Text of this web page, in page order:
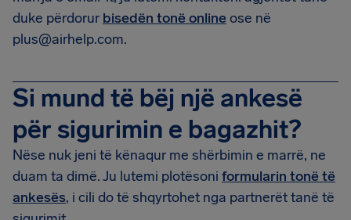
duke përdorur bisedën tonë onlineose në
plus@airhelp.com.
Si mund të bëj një ankesë
për sigurimin e bagazhit?
Nëse nuk jeni të kënaqur me shërbimin e marrë, ne
duam ta dimë.Ju lutemi plotësoni formularin tonë të
ankesës, i cili do të shqyrtohet nga partnerët tanë të